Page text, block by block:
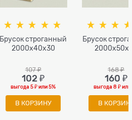
Брусок строганный
2000x40х30
107 ₽
102 ₽
выгода5 ₽или5%
В КОРЗИНУ
Брусок
168 ₽
160 ₽
выгода 8 ₽или
В